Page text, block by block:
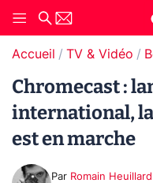
Accueil TV & Vidéo
Chromecast :
international,
est en marche
Par Romain Heuillard